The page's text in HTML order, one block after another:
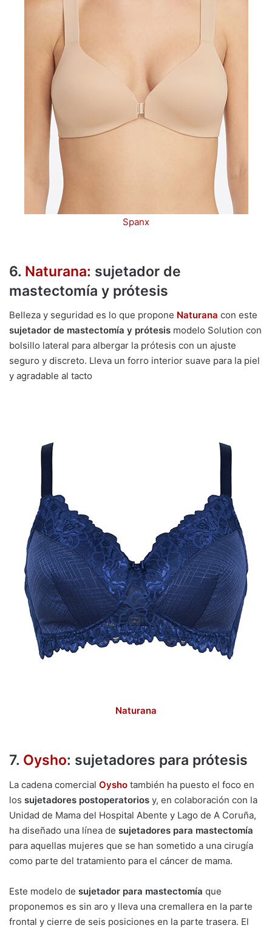
Spanx
6. Naturana: sujetador de
mastectomía y prótesis
Belleza y seguridad es lo que propone Naturana con este
sujetador de mastectomía y prótesis modelo Solution con
bolsillo lateral para albergar la prótesis con un ajuste
seguro y discreto. Lleva un forro interior suave para la piel
y agradable al tacto
Naturana
7. Oysho: sujetadores para prótesis
La cadena comercial Oysho también ha puesto el foco en
los sujetadores postoperatorios y, en colaboración con la
Unidad de Mama del Hospital Abente y Lago de A Coruña,
ha diseñado una línea de sujetadores para mastectomía
para aquellas mujeres que se han sometido a una cirugía
como parte del tratamiento para el cáncer de mama.
Este modelo de sujetador para mastectomía que
proponemos es sin aro y lleva una cremallera en la parte
frontal y cierre de seis posiciones en la parte trasera. El